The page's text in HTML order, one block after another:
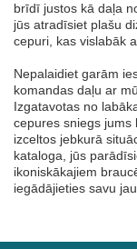
brīdī justos kā daļa
jūs atradīsiet plašu
cepuri, kas vislabāk
Nepalaidiet garām
komandas daļu ar
Izgatavotas no
cepures sniegs jums
izceltos jebkurā
kataloga, jūs
ikoniskākajiem
iegādājieties savu